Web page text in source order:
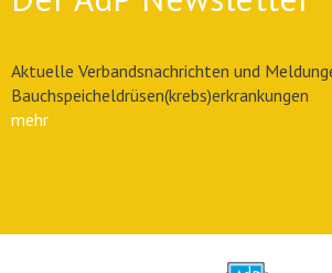
Aktuelle Verbandsnachrichten und
Bauchspeicheldrüsen(krebs)erkrankungen
mehr